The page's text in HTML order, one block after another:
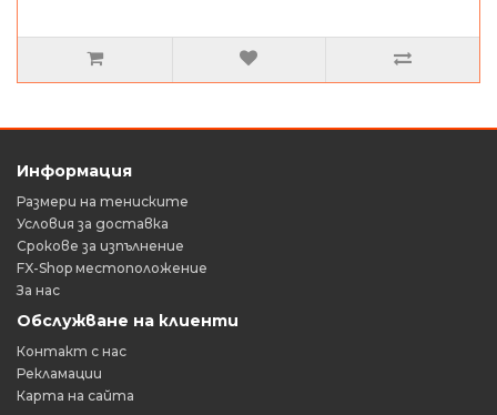
Информация
Размери на тениските
Условия за доставка
Срокове за изпълнение
FX-Shop местоположение
За нас
Обслужване на клиенти
Контакт с нас
Рекламации
Карта на сайта